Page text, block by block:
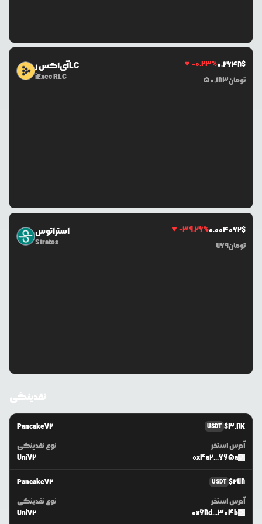
آی‌اکس رLC
iExec RLC
-0.23%0.2648$
50,183تومان
استراتوس
Stratos
-39.26%0.004062$
769تومان
نقدینگی
PancakeV2 USDT $3.8K
نوع نقدینگی
UniV2
آدرس استخر
0x4a2...665a
PancakeV2 USDT $278
نوع نقدینگی
UniV2
آدرس استخر
0x68d...304b